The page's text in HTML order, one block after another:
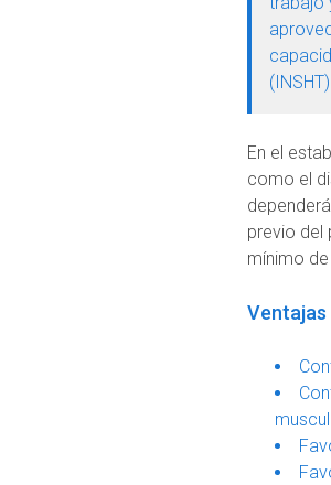
En el
como el
previo del
mínimo